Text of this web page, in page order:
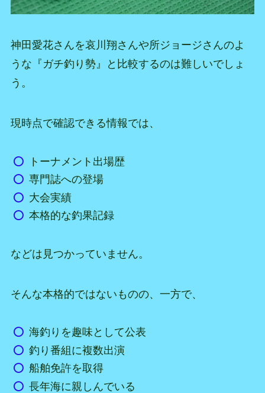
神田愛花さんを哀川翔さんや所ジョージさんのよ
うな『ガチ釣り勢』と比較するのは難しいでしょ
う。
現時点で確認できる情報では、
トーナメント出場歴
専門誌への登場
大会実績
本格的な釣果記録
などは見つかっていません。
そんな本格的ではないものの、一方で、
海釣りを趣味として公表
釣り番組に複数出演
船舶免許を取得
長年海に親しんでいる